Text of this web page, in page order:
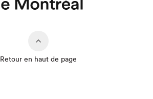
Retour en haut de page